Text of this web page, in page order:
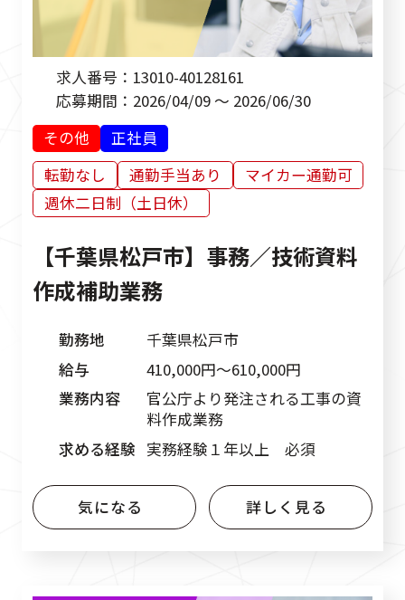
求人番号： 13010-40128161
応募期間： 2026/04/09 ～ 2026/06/30
その他
正社員
転勤なし
通勤手当あり
マイカー通勤可
週休二日制（土日休）
【千葉県松戸市】事務／技術資料
作成補助業務
勤務地
千葉県松戸市
給与
410,000円〜610,000円
業務内容
官公庁より発注される工事の資
料作成業務
求める経験 実務経験１年以上 必須
気になる 詳しく見る